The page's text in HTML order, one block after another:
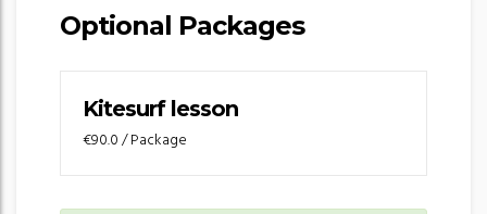
Optional Packages
Kitesurf lesson
€90.0/ Package